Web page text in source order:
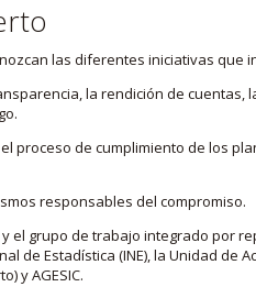
las diferentes iniciativas que
la rendición de
de cumplimiento de los
responsables del compromiso.
grupo de trabajo integrado por
de Estadística (INE), la Unidad
y AGESIC.